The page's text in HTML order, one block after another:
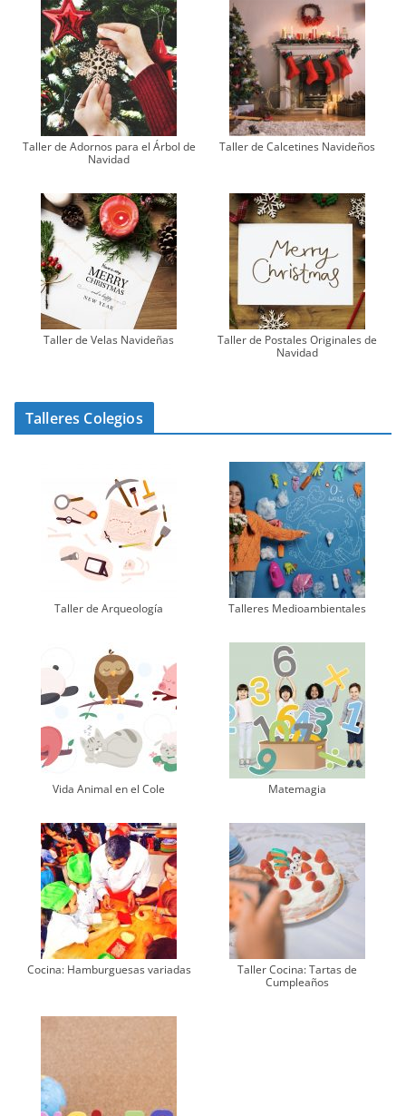
Taller de Adornos para el Árbol de
Navidad
Taller de Calcetines Navideños
Taller de Velas Navideñas
Taller de Postales Originales de
Navidad
Talleres Colegios
Taller de Arqueología Talleres Medioambientales
Vida Animal en el Cole Matemagia
Cocina: Hamburguesas variadas
Taller Cocina: Tartas de
Cumpleaños